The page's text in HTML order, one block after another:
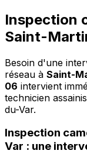
Inspection
Saint-
Besoin d'une
réseau à Saint-
06 intervient
technicien
du-Var.
Inspection
Var : une